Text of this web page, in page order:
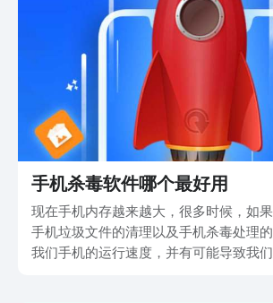
手机杀毒软件哪个最好用
现在手机内存越来越大，很多时候，如
手机垃圾文件的清理以及手机杀毒处理
我们手机的运行速度，并有可能导致我